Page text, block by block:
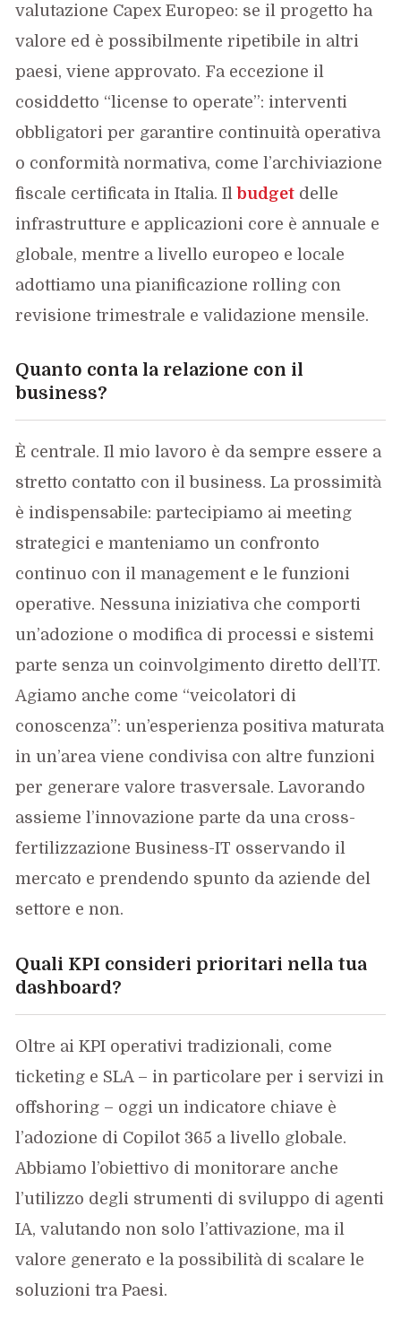
valutazione Capex Europeo: se il progetto ha
valore ed è possibilmente ripetibile in altri
paesi, viene approvato. Fa eccezione il
cosiddetto “license to operate”: interventi
obbligatori per garantire continuità operativa
o conformità normativa, come l’archiviazione
fiscale certificata in Italia. Ilbudget delle
infrastrutture e applicazioni core è annuale e
globale, mentre a livello europeo e locale
adottiamo una pianificazione rolling con
revisione trimestrale e validazione mensile.
Quanto conta la relazione con il
business?
È centrale. Il mio lavoro è da sempre essere a
stretto contatto con il business. La prossimità
è indispensabile: partecipiamo ai meeting
strategici e manteniamo un confronto
continuo con il management e le funzioni
operative. Nessuna iniziativa che comporti
un’adozione o modifica di processi e sistemi
parte senza un coinvolgimento diretto dell’IT.
Agiamo anche come “veicolatori di
conoscenza”: un’esperienza positiva maturata
in un’area viene condivisa con altre funzioni
per generare valore trasversale. Lavorando
assieme l’innovazione parte da una cross-
fertilizzazione Business-IT osservando il
mercato e prendendo spunto da aziende del
settore e non.
Quali KPI consideri prioritari nella tua
dashboard?
Oltre ai KPI operativi tradizionali, come
ticketing e SLA – in particolare per i servizi in
offshoring – oggi un indicatore chiave è
l’adozione di Copilot 365 a livello globale.
Abbiamo l’obiettivo di monitorare anche
l’utilizzo degli strumenti di sviluppo di agenti
IA, valutando non solo l’attivazione, ma il
valore generato e la possibilità di scalare le
soluzioni tra Paesi.